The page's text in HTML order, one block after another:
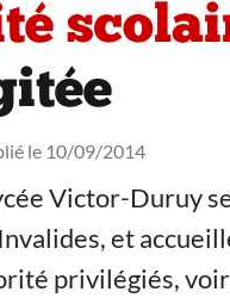
le 10/09/2014
Victor-Duruy
et
privilégiés,